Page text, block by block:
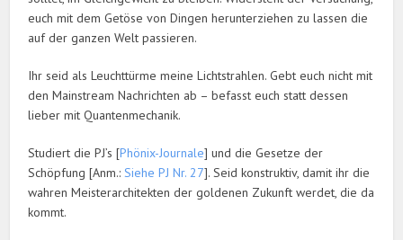
euch mit dem Getöse von Dingen herunterziehen zu lassen die
auf der ganzen Welt passieren.
Ihr seid als Leuchttürme meine Lichtstrahlen. Gebt euch nicht mit
den Mainstream Nachrichten ab – befasst euch statt dessen
lieber mit Quantenmechanik.
Studiert die PJ’s [Phönix-Journale] und die Gesetze der
Schöpfung [Anm.:Siehe PJ Nr. 27]. Seid konstruktiv, damit ihr die
wahren Meisterarchitekten der goldenen Zukunft werdet, die da
kommt.